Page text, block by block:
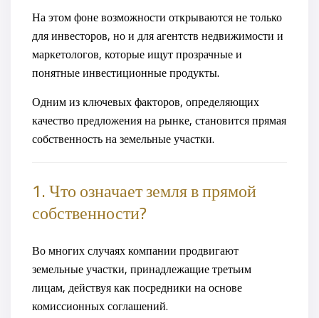
На этом фоне возможности открываются не только
для инвесторов, но и для агентств недвижимости и
маркетологов, которые ищут прозрачные и
понятные инвестиционные продукты.
Одним из ключевых факторов, определяющих
качество предложения на рынке, становитсяпрямая
собственность на земельные участки.
1. Что означает земля в прямой
собственности?
Во многих случаях компании продвигают
земельные участки, принадлежащие третьим
лицам, действуя как посредники на основе
комиссионных соглашений.